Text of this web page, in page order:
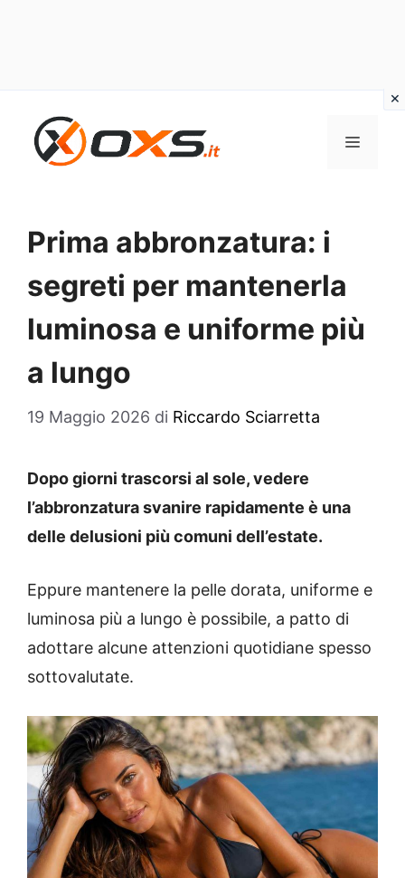
contenuto
MENU
Prima abbronzatura: i
segreti per mantenerla
luminosa e uniforme più
a lungo
19 Maggio 2026 di Riccardo Sciarretta
Dopo giorni trascorsi al sole, vedere
l’abbronzatura svanire rapidamente è una
delle delusioni più comuni dell’estate.
Eppure mantenere la pelle dorata, uniforme e
luminosa più a lungo è possibile, a patto di
adottare alcune attenzioni quotidiane spesso
sottovalutate.